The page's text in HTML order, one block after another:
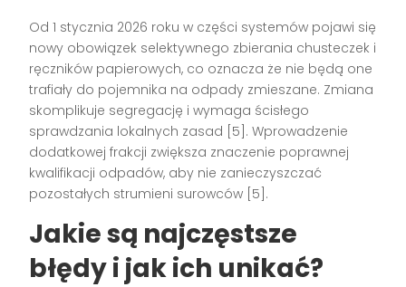
Od 1 stycznia 2026 roku w części systemów pojawi się
nowy obowiązek selektywnego zbierania chusteczek i
ręczników papierowych, co oznacza że nie będą one
trafiały do pojemnika na odpady zmieszane. Zmiana
skomplikuje segregację i wymaga ścisłego
sprawdzania lokalnych zasad [5]. Wprowadzenie
dodatkowej frakcji zwiększa znaczenie poprawnej
kwalifikacji odpadów, aby nie zanieczyszczać
pozostałych strumieni surowców [5].
Jakie są najczęstsze
błędy i jak ich unikać?